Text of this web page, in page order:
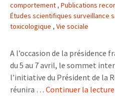
comportement , Publications
Études scientifiques surveillance
toxicologique , Vie sociale
A l’occasion de la présidence
du 5 au 7 avril, le sommet
l’initiative du Président de la
réunira … Continuer la lecture